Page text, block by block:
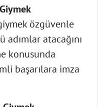
özgüvenle
atacağını
konusunda
başarılara imza